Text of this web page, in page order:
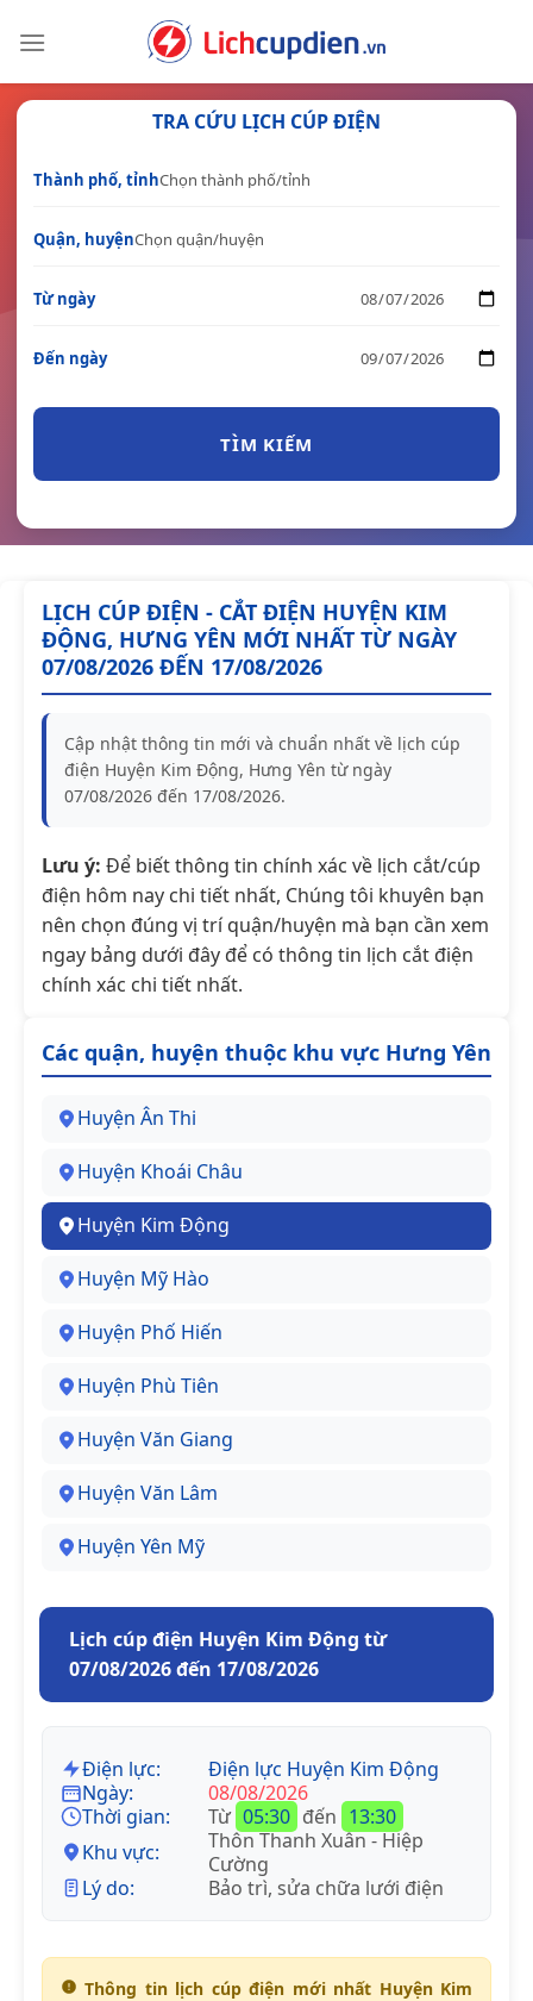
TRA CỨU LỊCH CÚP ĐIỆN
Thành phố, tỉnh
Quận, huyện
Từ ngày
Đến ngày
TÌM KIẾM
LỊCH CÚP ĐIỆN - CẮT ĐIỆN HUYỆN KIM
ĐỘNG, HƯNG YÊN MỚI NHẤT TỪ NGÀY
07/08/2026 ĐẾN 17/08/2026
Cập nhật thông tin mới và chuẩn nhất về lịch cúp
điện Huyện Kim Động, Hưng Yên từ ngày
07/08/2026 đến 17/08/2026.
Lưu ý: Để biết thông tin chính xác về lịch cắt/cúp
điện hôm nay chi tiết nhất, Chúng tôi khuyên bạn
nên chọn đúng vị trí quận/huyện mà bạn cần xem
ngay bảng dưới đây để có thông tin lịch cắt điện
chính xác chi tiết nhất.
Các quận, huyện thuộc khu vực Hưng Yên
Huyện Ân Thi
Huyện Khoái Châu
Huyện Kim Động
Huyện Mỹ Hào
Huyện Phố Hiến
Huyện Phù Tiên
Huyện Văn Giang
Huyện Văn Lâm
Huyện Yên Mỹ
Lịch cúp điện Huyện Kim Động từ
07/08/2026 đến 17/08/2026
Điện lực:
Điện lực Huyện Kim Động
Ngày:
08/08/2026
Thời gian:
Từ 05:30 đến 13:30
Khu vực:
Thôn Thanh Xuân - Hiệp
Cường
Lý do:
Bảo trì, sửa chữa lưới điện
Thông tin lịch cúp điện mới nhất Huyện Kim